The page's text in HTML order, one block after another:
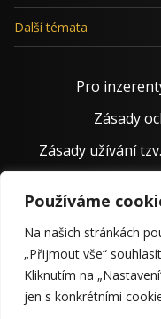
Používáme
Na našich stránkách
„Přijmout vše“
Kliknutím na
jen s konkrétními
Další témata
Pro
Zásady
Zásady užívání
© 2011 – 2026 Jiří